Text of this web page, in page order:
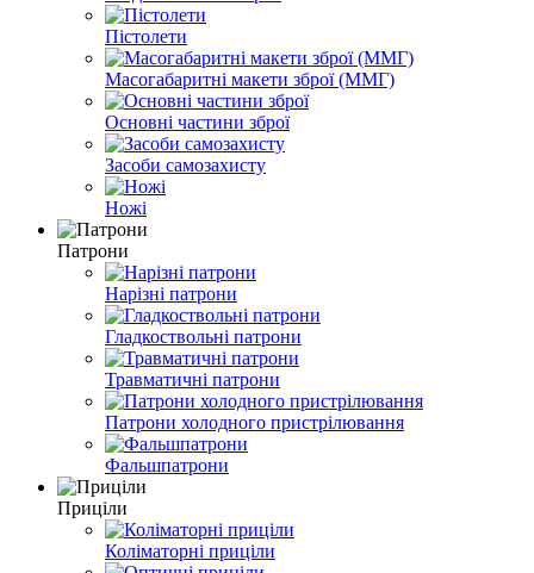
Пістолети
Масогабаритні макети зброї (ММГ)
Основні частини зброї
Засоби самозахисту
Ножі
Патрони
Нарізні патрони
Гладкоствольні патрони
Травматичні патрони
Патрони холодного пристрілювання
Фальшпатрони
Приціли
Коліматорні приціли